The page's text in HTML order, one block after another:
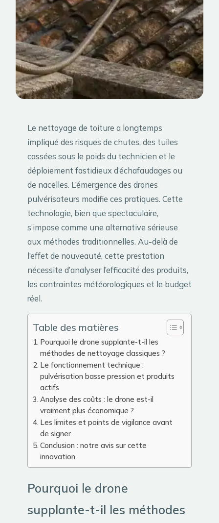
Le nettoyage de toiture a longtemps
impliqué des risques de chutes, des tuiles
cassées sous le poids du technicien et le
déploiement fastidieux d’échafaudages ou
de nacelles. L’émergence des drones
pulvérisateurs modifie ces pratiques. Cette
technologie, bien que spectaculaire,
s’impose comme une alternative sérieuse
aux méthodes traditionnelles. Au-delà de
l’effet de nouveauté, cette prestation
nécessite d’analyser l’efficacité des produits,
les contraintes météorologiques et le budget
réel.
Table des matières
Pourquoi le drone supplante-t-il les
méthodes de nettoyage classiques ?
Le fonctionnement technique :
pulvérisation basse pression et produits
actifs
Analyse des coûts : le drone est-il
vraiment plus économique ?
Les limites et points de vigilance avant
de signer
Conclusion : notre avis sur cette
innovation
Pourquoi le drone
supplante-t-il les méthodes